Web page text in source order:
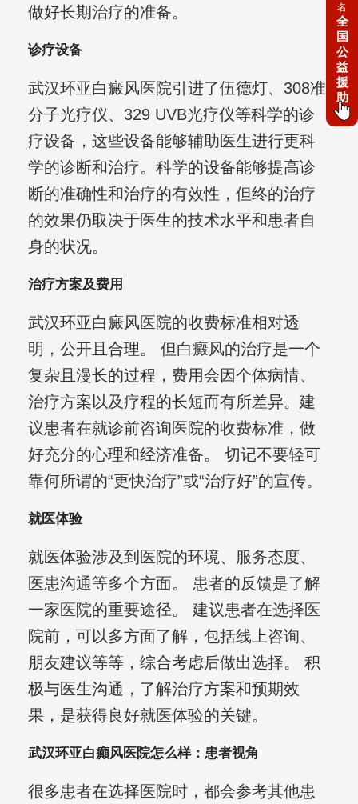
做好长期治疗的准备。
诊疗设备
武汉环亚白癜风医院引进了伍德灯、308准
分子光疗仪、329 UVB光疗仪等科学的诊
疗设备，这些设备能够辅助医生进行更科
学的诊断和治疗。科学的设备能够提高诊
断的准确性和治疗的有效性，但终的治疗
的效果仍取决于医生的技术水平和患者自
身的状况。
治疗方案及费用
武汉环亚白癜风医院的收费标准相对透
明，公开且合理。 但白癜风的治疗是一个
复杂且漫长的过程，费用会因个体病情、
治疗方案以及疗程的长短而有所差异。建
议患者在就诊前咨询医院的收费标准，做
好充分的心理和经济准备。 切记不要轻可
靠何所谓的“更快治疗”或“治疗好”的宣传。
就医体验
就医体验涉及到医院的环境、服务态度、
医患沟通等多个方面。 患者的反馈是了解
一家医院的重要途径。 建议患者在选择医
院前，可以多方面了解，包括线上咨询、
朋友建议等等，综合考虑后做出选择。 积
极与医生沟通，了解治疗方案和预期效
果，是获得良好就医体验的关键。
武汉环亚白癲风医院怎么样：患者视角
很多患者在选择医院时，都会参考其他患
名
全
国
公
益
援
助